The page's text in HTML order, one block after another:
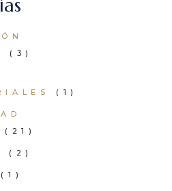
(3)
(1)
(21)
(2)